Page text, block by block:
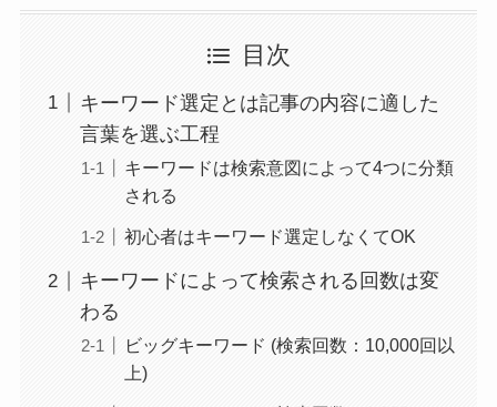
目次
キーワード選定とは記事の内容に適した
言葉を選ぶ工程
キーワードは検索意図によって4つに分類
される
初心者はキーワード選定しなくてOK
キーワードによって検索される回数は変
わる
ビッグキーワード (検索回数：10,000回以
上)